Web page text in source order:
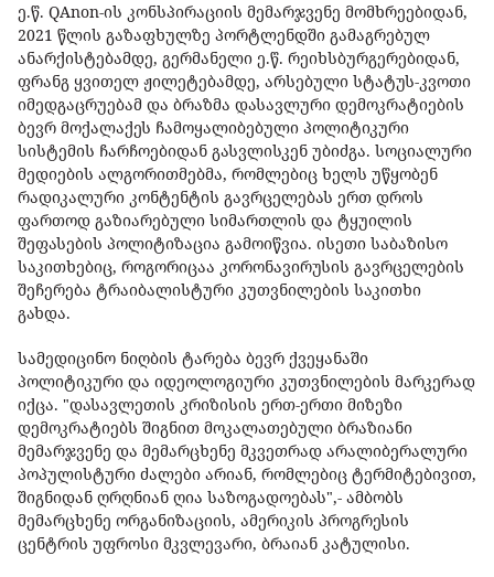
ე.წ. QAnon-ის კონსპირაციის მემარჯვენე მომხრეებიდან,
2021 წლის გაზაფხულზე პორტლენდში გამაგრებულ
ანარქისტებამდე, გერმანელი ე.წ. რეიხსბურგერებიდან,
ფრანგ ყვითელ ჟილეტებამდე, არსებული სტატუს-კვოთი
იმედგაცრუებამ და ბრაზმა დასავლური დემოკრატიების
ბევრ მოქალაქეს ჩამოყალიბებული პოლიტიკური
სისტემის ჩარჩოებიდან გასვლისკენ უბიძგა. სოციალური
მედიების ალგორითმებმა, რომლებიც ხელს უწყობენ
რადიკალური კონტენტის გავრცელებას ერთ დროს
ფართოდ გაზიარებული სიმართლის და ტყუილის
შეფასების პოლიტიზაცია გამოიწვია. ისეთი საბაზისო
საკითხებიც, როგორიცაა კორონავირუსის გავრცელების
შეჩერება ტრაიბალისტური კუთვნილების საკითხი
გახდა.
სამედიცინო ნიღბის ტარება ბევრ ქვეყანაში
პოლიტიკური და იდეოლოგიური კუთვნილების მარკერად
იქცა. "დასავლეთის კრიზისის ერთ-ერთი მიზეზი
დემოკრატიებს შიგნით მოკალათებული ბრაზიანი
მემარჯვენე და მემარცხენე მკვეთრად არალიბერალური
პოპულისტური ძალები არიან, რომლებიც ტერმიტებივით,
შიგნიდან ღრღნიან ღია საზოგადოებას",- ამბობს
მემარცხენე ორგანიზაციის, ამერიკის პროგრესის
ცენტრის უფროსი მკვლევარი, ბრაიან კატულისი.